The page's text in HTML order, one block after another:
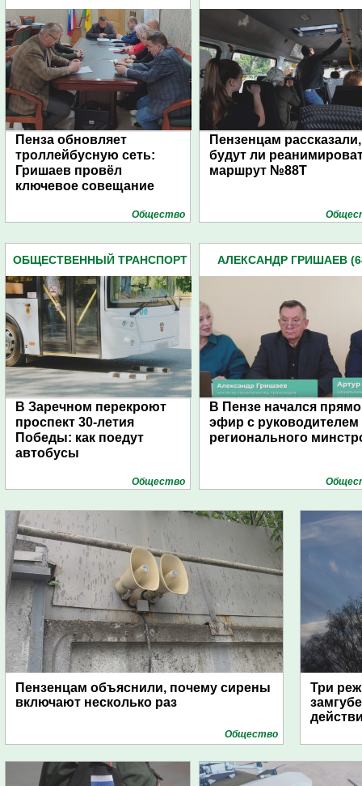
Пенза обновляет
троллейбусную сеть:
Гришаев провёл
ключевое совещание
Общество
Пензенцам рассказали,
будут ли
маршрут №88Т
ОБЩЕСТВЕННЫЙ ТРАНСПОРТ
В Заречном перекроют
проспект 30-летия
Победы: как поедут
автобусы
Общество
АЛЕКСАНДР ГРИШАЕВ
В Пензе начался
эфир с руководителем
регионального
Пензенцам объяснили, почему сирены
включают несколько раз
Общество
Три